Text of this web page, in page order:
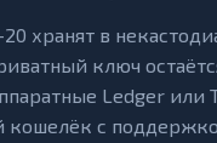
20 хранят в
ключ
Ledger или
с